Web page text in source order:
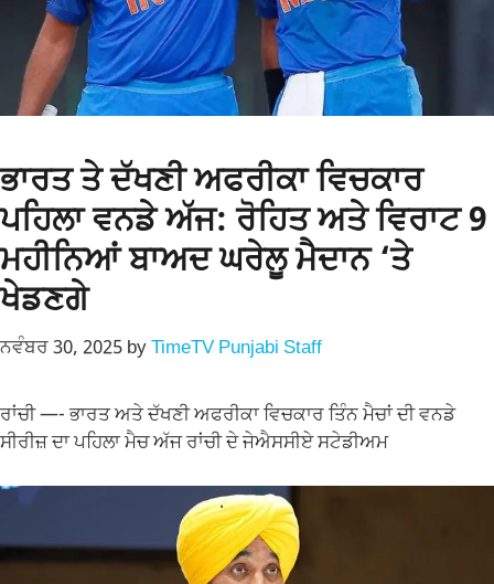
ਭਾਰਤ ਤੇ ਦੱਖਣੀ ਅਫਰੀਕਾ ਵਿਚਕਾਰ
ਪਹਿਲਾ ਵਨਡੇ ਅੱਜ: ਰੋਹਿਤ ਅਤੇ ਵਿਰਾਟ 9
ਮਹੀਨਿਆਂ ਬਾਅਦ ਘਰੇਲੂ ਮੈਦਾਨ ‘ਤੇ
ਖੇਡਣਗੇ
ਨਵੰਬਰ 30, 2025 byTimeTV Punjabi Staff
ਰਾਂਚੀ —- ਭਾਰਤ ਅਤੇ ਦੱਖਣੀ ਅਫਰੀਕਾ ਵਿਚਕਾਰ ਤਿੰਨ ਮੈਚਾਂ ਦੀ ਵਨਡੇ
ਸੀਰੀਜ਼ ਦਾ ਪਹਿਲਾ ਮੈਚ ਅੱਜ ਰਾਂਚੀ ਦੇ ਜੇਐਸਸੀਏ ਸਟੇਡੀਅਮ